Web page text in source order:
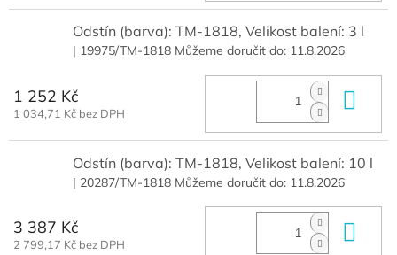
Odstín (barva): TM-1818, Velikost balení: 3 l
| 19975/TM-1818 Můžeme doručit do: 11.8.2026
1 252 Kč
1 034,71 Kč bez DPH
Odstín (barva): TM-1818, Velikost balení: 10 l
| 20287/TM-1818 Můžeme doručit do: 11.8.2026
3 387 Kč
2 799,17 Kč bez DPH